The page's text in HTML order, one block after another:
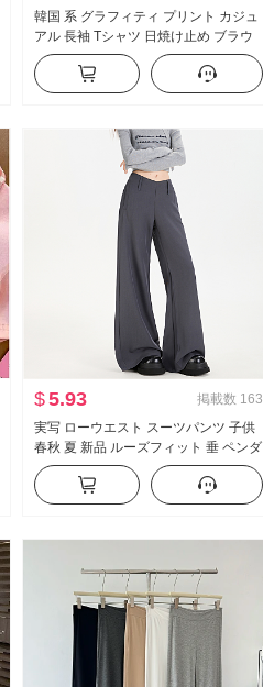
韓国 系 グラフィティ プリント カジュ
アル 長袖 Tシャツ 日焼け止め ブラウ
ス 女性 春夏 ルーズフィット ルーズ 風
が冷たい 感 クルーネック トップス
$5.93 掲載数 163
実写 ローウエスト スーツパンツ 子供
春秋 夏 新品 ルーズフィット 垂 ペンダ
ント 感 bf ルーズ カジュアル フレア ワ
イドパンツ